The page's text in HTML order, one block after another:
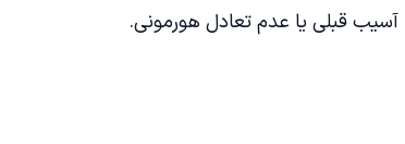
آسیب قبلی یا عدم تعادل هورمونی.